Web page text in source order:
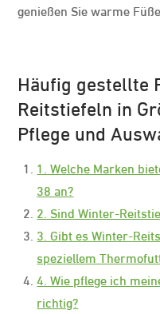
genießen Sie warme
Häufig gestellte
Reitstiefeln in
Pflege und
1. Welche Marken
38 an?
2. Sind Winter-
3. Gibt es Winter-
speziellem
4. Wie pflege ich
richtig?